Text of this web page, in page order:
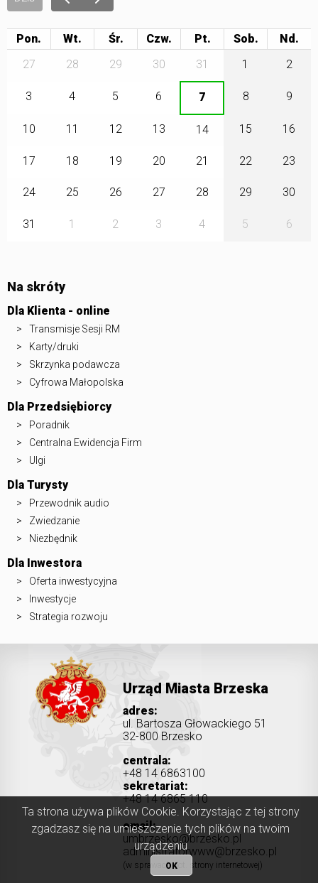
Ta strona używa plików Cookie. Korzystając z tej strony
zgadzasz się na umieszczenie tych plików na twoim
urządzeniu
OK
Pon. Wt. Śr. Czw. Pt.
Sob.
27
28 29 30 31 1 2
3 4 5 6 7 8 9
10 11 12 13 14 15 16
17 18 19 20 21 22 23
24 25 26 27 28 29 30
31 1 2 3 4 5 6
Na skróty
Dla Klienta - online
Transmisje Sesji RM
Karty/druki
Skrzynka podawcza
Cyfrowa Małopolska
Dla Przedsiębiorcy
Poradnik
Centralna Ewidencja Firm
Ulgi
Dla Turysty
Przewodnik audio
Zwiedzanie
Niezbędnik
Dla Inwestora
Oferta inwestycyjna
Inwestycje
Strategia rozwoju
Urząd Miasta Brzeska
adres:
ul. Bartosza Głowackiego 51
32-800 Brzesko
centrala:
+48 14 6863100
sekretariat:
+48 14 6865 110
email:
umbrzesko@brzesko.pl
administratorwww@brzesko.pl
(w sprawach dot. strony internetowej)